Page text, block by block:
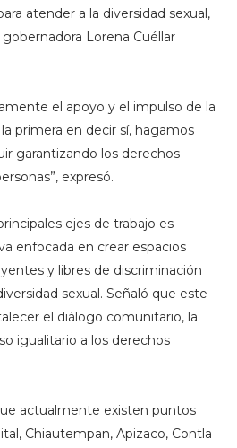
atender a la diversidad sexual,
Lorena Cuéllar
el apoyo y el impulso de la
primera en decir sí, hagamos
garantizando los derechos
expresó.
ejes de trabajo es
enfocada en crear espacios
y libres de discriminación
sexual. Señaló que este
el diálogo comunitario, la
igualitario a los derechos
actualmente existen puntos
Chiautempan, Apizaco, Contla